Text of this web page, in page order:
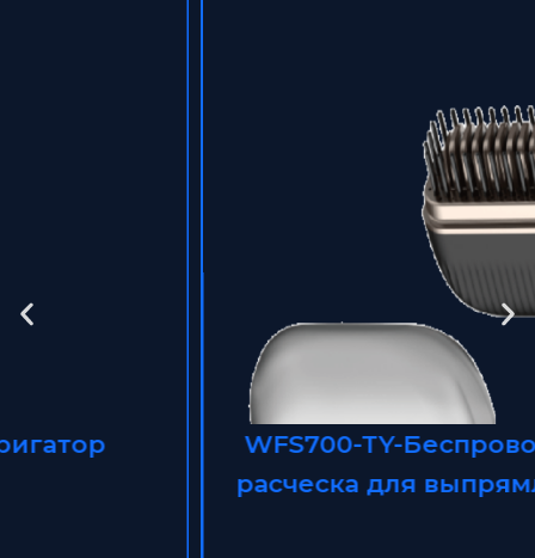
WFS700-TY-Беспроводная мини-
расческа для выпрямления волос